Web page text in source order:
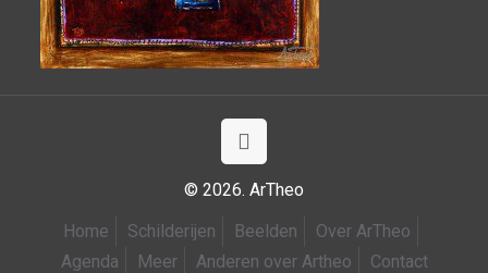
© 2026. ArTheo
Home
Schilderijen Beelden
Over ArTheo
Agenda
Meer Anderen over Artheo Contact